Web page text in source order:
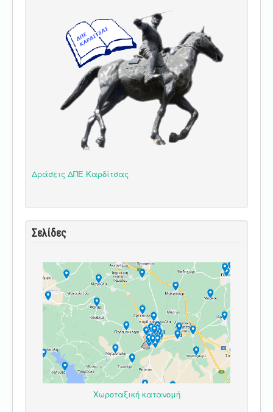
Δράσεις ΔΠΕ Καρδίτσας
Σελίδες
Χωροταξική κατανομή